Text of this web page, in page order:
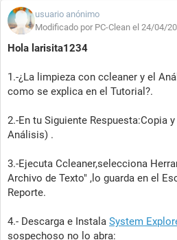
usuario anónimo
Modificado por PC-Clean el 24/04/
Hola larisita1234
1.-¿La limpieza con ccleaner y el
como se explica en el Tutorial?.
2.-En tu Siguiente Respuesta:Copia
Análisis) .
3.-Ejecuta Ccleaner,selecciona
Archivo de Texto" ,lo guarda en el
Reporte.
4.- Descarga e Instala System
sospechoso no lo abra: